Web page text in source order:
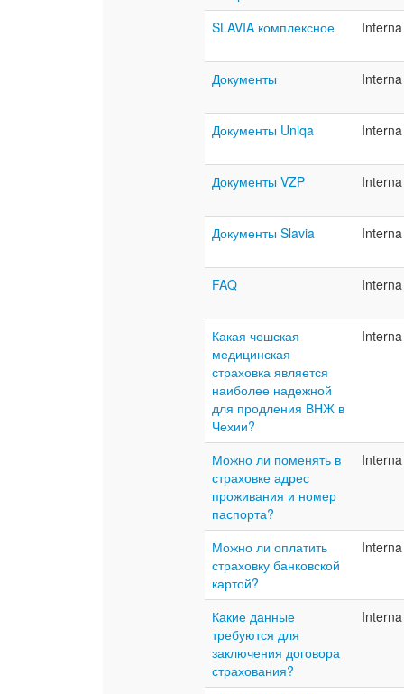
SLAVIA комплексное
Interna
Документы Interna
Документы Uniqa Interna
Документы VZP Interna
Документы Slavia Interna
FAQ Interna
Какая чешская
медицинская
страховка является
наиболее надежной
для продления ВНЖ в
Чехии?
Interna
Можно ли поменять в
страховке адрес
проживания и номер
паспорта?
Interna
Можно ли оплатить
страховку банковской
картой?
Interna
Какие данные
требуются для
заключения договора
страхования?
Interna